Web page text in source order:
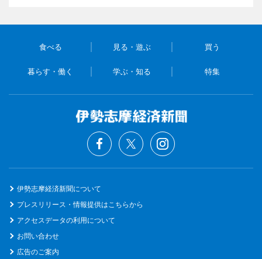
食べる 見る・遊ぶ 買う
暮らす・働く 学ぶ・知る 特集
伊勢志摩経済新聞について
プレスリリース・情報提供はこちらから
アクセスデータの利用について
お問い合わせ
広告のご案内